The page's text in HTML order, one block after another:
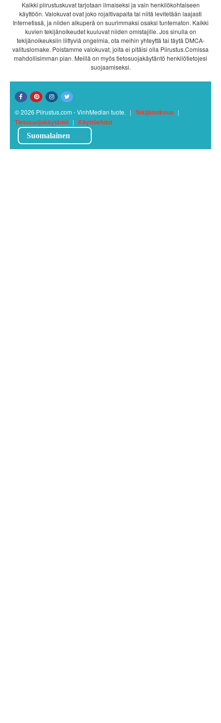
Kaikki piirustuskuvat tarjotaan ilmaiseksi ja vain henkilökohtaiseen
käyttöön. Valokuvat ovat joko rojaltivapaita tai niitä levitetään laajasti
Internetissä, ja niiden alkuperä on suurimmaksi osaksi tuntematon. Kaikki
kuvien tekijänoikeudet kuuluvat niiden omistajille. Jos sinulla on
tekijänoikeuksiin liittyviä ongelmia, ota meihin yhteyttä tai täytä DMCA-
valituslomake. Poistamme valokuvat, joita ei pitäisi olla Piirustus.Comissa
mahdollisimman pian. Meillä on myös tietosuojakäytäntö henkilötietojesi
suojaamiseksi.
© 2026 Piirustus.com - VinhMedian tuote. | Tekijänoikeus |
Tietosuojakäytäntö | Käyttöehdot
Suomalainen